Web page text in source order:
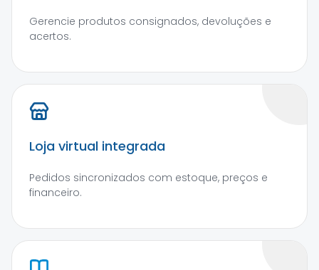
Gerencie produtos consignados, devoluções e
acertos.
Loja virtual integrada
Pedidos sincronizados com estoque, preços e
financeiro.